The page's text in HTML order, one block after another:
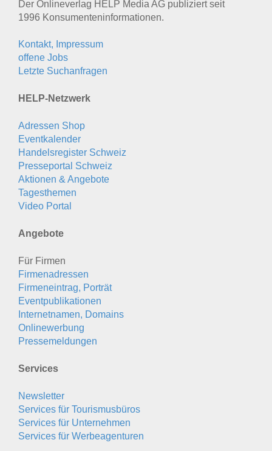
Der Onlineverlag HELP Media AG publiziert seit
1996 Konsumenten­informationen.
Kontakt, Impressum
offene Jobs
Letzte Suchanfragen
HELP-Netzwerk
Adressen Shop
Eventkalender
Handelsregister Schweiz
Presseportal Schweiz
Aktionen & Angebote
Tagesthemen
Video Portal
Angebote
Für Firmen
Firmenadressen
Firmeneintrag, Porträt
Eventpublikationen
Internetnamen, Domains
Onlinewerbung
Pressemeldungen
Services
Newsletter
Services für Tourismusbüros
Services für Unternehmen
Services für Werbeagenturen